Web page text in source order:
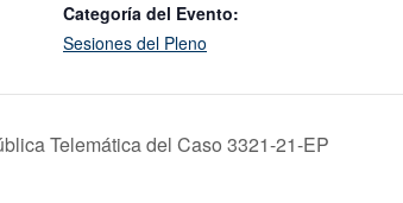
Categoría del Evento:
Sesiones del Pleno
Telemática del Caso 3321-21-EP